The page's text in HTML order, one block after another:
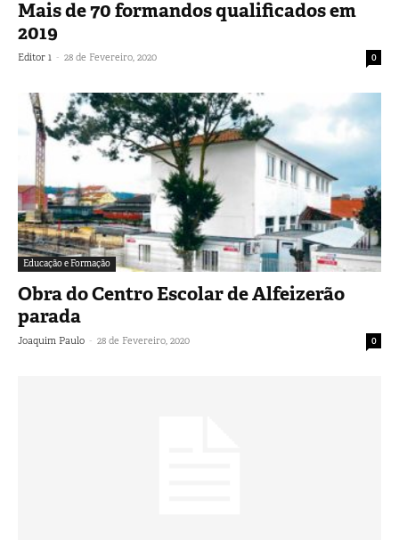
Mais de 70 formandos qualificados em
2019
Editor 1 - 28 de Fevereiro, 2020 0
Educação e Formação
Obra do Centro Escolar de Alfeizerão
parada
Joaquim Paulo - 28 de Fevereiro, 2020 0